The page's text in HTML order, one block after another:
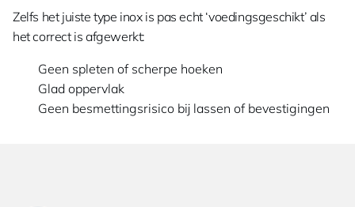
Zelfs het juiste type inox is pas echt ‘voedingsgeschikt’ als
het correct is afgewerkt:
Geen spleten of scherpe hoeken
Glad oppervlak
Geen besmettingsrisico bij lassen of bevestigingen